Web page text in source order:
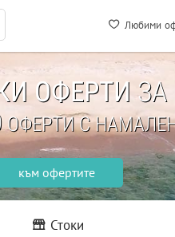
Любими
ОФЕРТИ
ОФЕРТИ С
към офертите
Стоки